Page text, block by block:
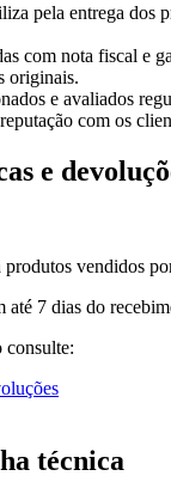
pela entrega dos
com nota fiscal e
originais.
e avaliados
com os
e
vendidos
7 dias do
consulte:
técnica